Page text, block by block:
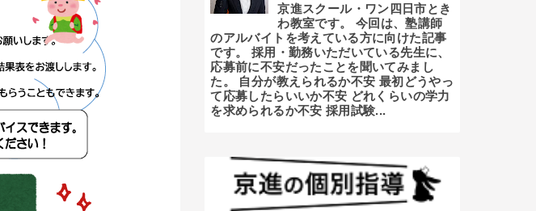
京進スクール・ワン四日市とき
わ教室です。 今回は、塾講師
のアルバイトを考えている方に向けた記事
です。 採用・勤務いただいている先生に、
応募前に不安だったことを聞いてみまし
た。 自分が教えられるか不安 最初どうやっ
て応募したらいいか不安 どれくらいの学力
を求められるか不安 採用試験...